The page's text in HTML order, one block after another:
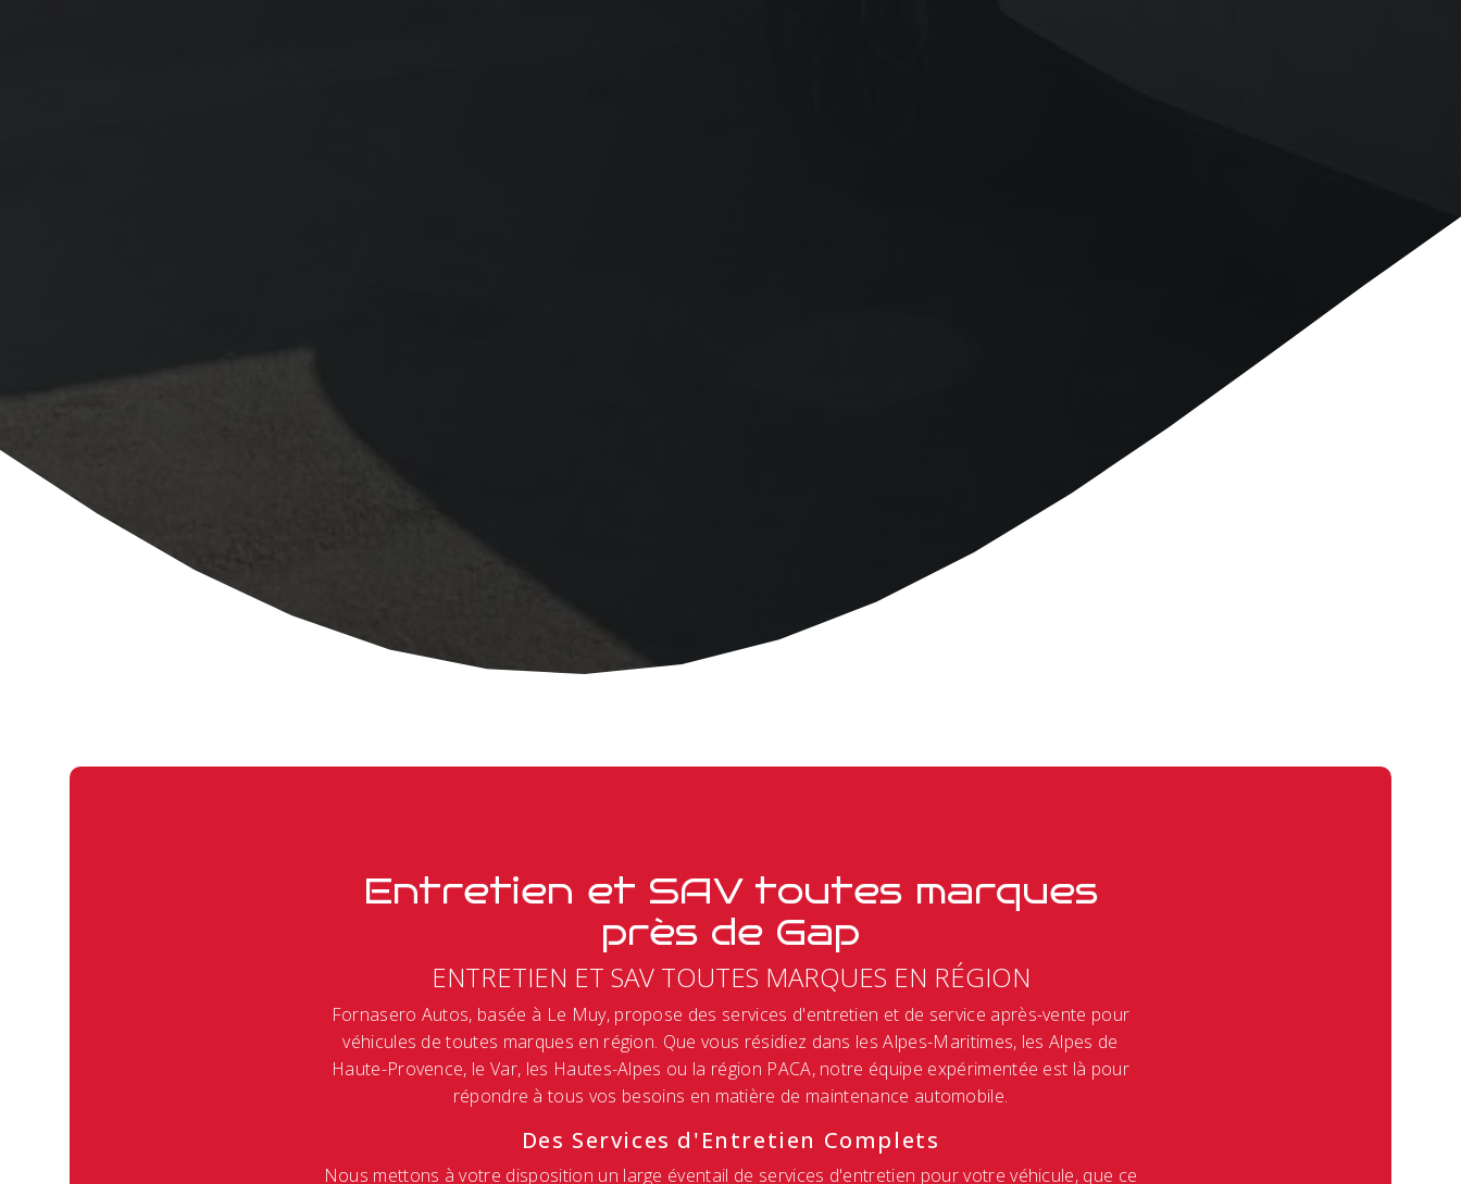
Entretien et SAV toutes marques
près de Gap
ENTRETIEN ET SAV TOUTES MARQUES EN RÉGION
Fornasero Autos, basée à Le Muy, propose des services d'entretien et de service après-vente pour
véhicules de toutes marques en région. Que vous résidiez dans les Alpes-Maritimes, les Alpes de
Haute-Provence, le Var, les Hautes-Alpes ou la région PACA, notre équipe expérimentée est là pour
répondre à tous vos besoins en matière de maintenance automobile.
Des Services d'Entretien Complets
Nous mettons à votre disposition un large éventail de services d'entretien pour votre véhicule, que ce